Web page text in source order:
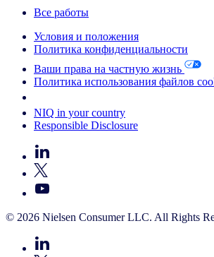
Все работы
Условия и положения
Политика конфиденциальности
Ваши права на частную жизнь
Политика использования файлов
NIQ in your country
Responsible Disclosure
© 2026 Nielsen Consumer LLC. All Rights